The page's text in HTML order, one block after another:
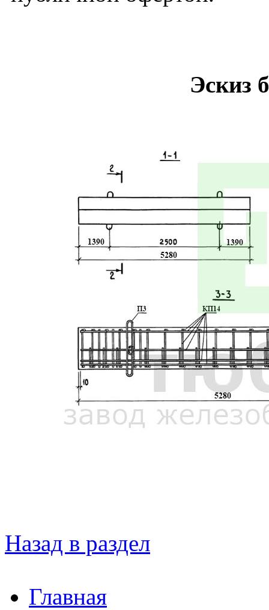
Эскиз
Назад в раздел
Главная